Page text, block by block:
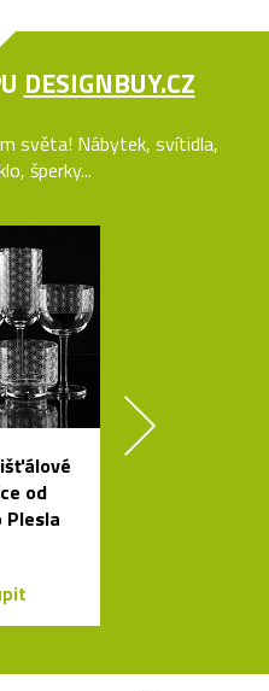
DESIGNBUY.CZ
světa! Nábytek, svítidla,
šperky...
od
Plesla